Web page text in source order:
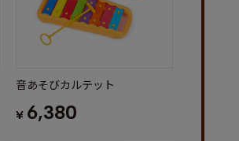
音あそびカルテット
¥ 6,380